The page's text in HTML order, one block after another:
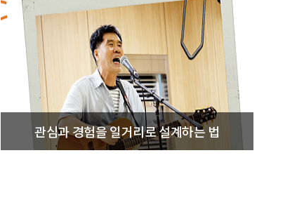
관심과 경험을 일거리로 설계하는 법